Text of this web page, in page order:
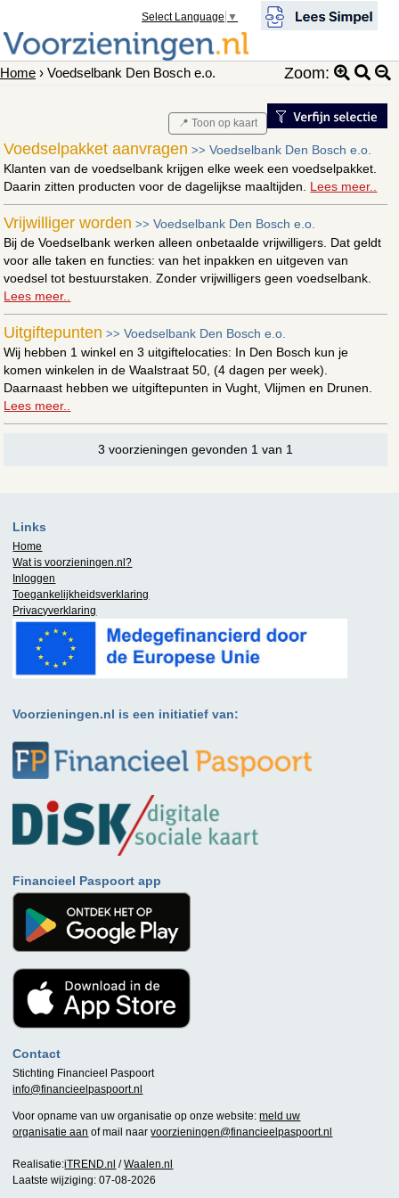
Select Language ▼
Home › Voedselbank Den Bosch e.o. Zoom:
📍 Toon op kaart
Voedselpakket aanvragen >>Voedselbank Den Bosch e.o.
Klanten van de voedselbank krijgen elke week een voedselpakket.
Daarin zitten producten voor de dagelijkse maaltijden. Lees meer..
Vrijwilliger worden >>Voedselbank Den Bosch e.o.
Bij de Voedselbank werken alleen onbetaalde vrijwilligers. Dat geldt
voor alle taken en functies: van het inpakken en uitgeven van
voedsel tot bestuurstaken. Zonder vrijwilligers geen voedselbank.
Lees meer..
Uitgiftepunten >>Voedselbank Den Bosch e.o.
Wij hebben 1 winkel en 3 uitgiftelocaties: In Den Bosch kun je
komen winkelen in de Waalstraat 50, (4 dagen per week).
Daarnaast hebben we uitgiftepunten in Vught, Vlijmen en Drunen.
Lees meer..
3 voorzieningen gevonden 1 van 1
Links
Home
Wat is voorzieningen.nl?
Inloggen
Toegankelijkheidsverklaring
Privacyverklaring
Voorzieningen.nl is een initiatief van:
Financieel Paspoort app
Contact
Stichting Financieel Paspoort
info@financieelpaspoort.nl
Voor opname van uw organisatie op onze website:meld uw
organisatie aan of mail naarvoorzieningen@financieelpaspoort.nl
Realisatie:iTREND.nl /Waalen.nl
Laatste wijziging: 07-08-2026